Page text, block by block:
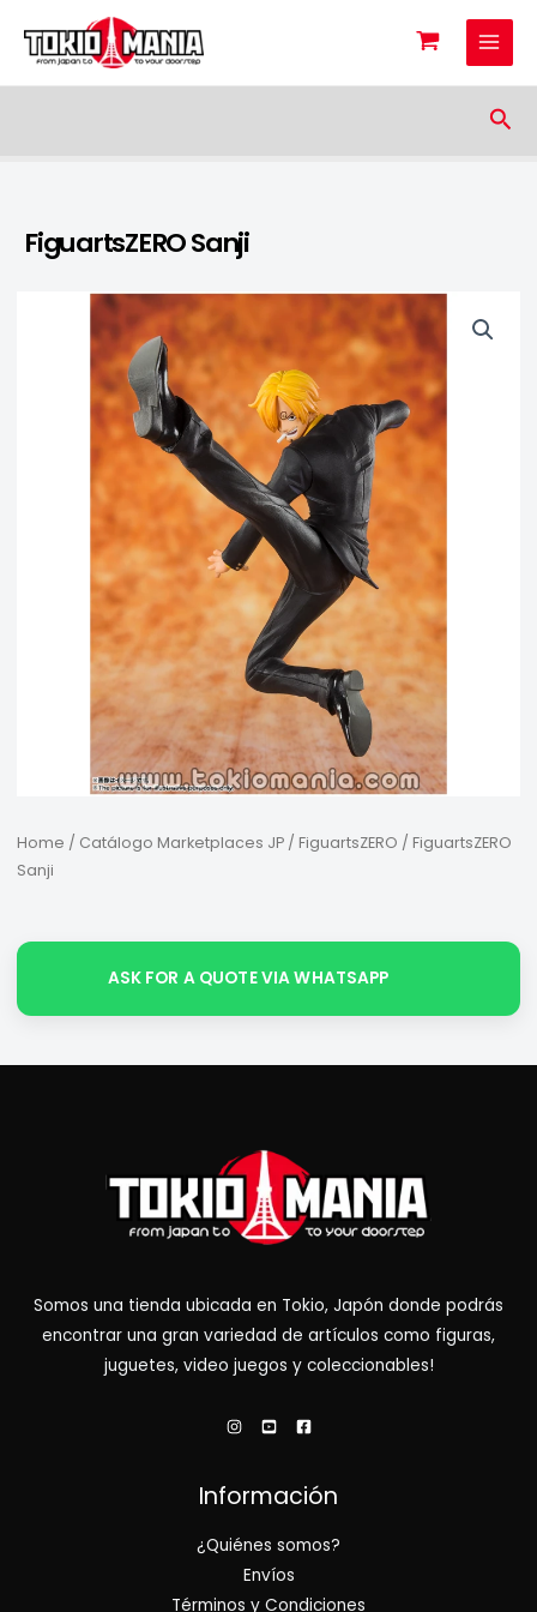
Skip to content
FiguartsZERO Sanji
Home / Catálogo Marketplaces JP/ FiguartsZERO / FiguartsZERO
Sanji
ASK FOR A QUOTE VIA WHATSAPP
Somos una tienda ubicada en Tokio, Japón donde podrás
encontrar una gran variedad de artículos como figuras,
juguetes, video juegos y coleccionables!
Información
¿Quiénes somos?
Envíos
Términos y Condiciones